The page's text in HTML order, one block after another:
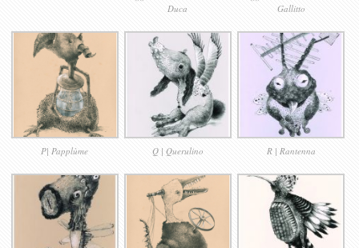
Duca
Gallitto
P| Papplùme Q | Querulino R | Rantenna